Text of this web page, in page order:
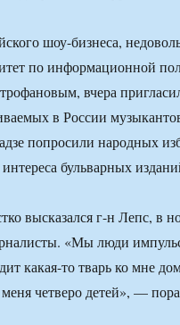
шоу-бизнеса,
по информационной
вчера
в России
попросили народных
бульварных
высказался г-н Лепс, в
«Мы люди
какая-то тварь ко мне
четверо детей», —